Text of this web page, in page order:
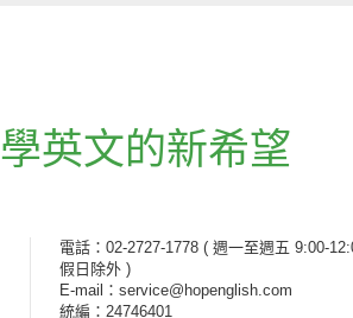
學英文的新希望
電話：02-2727-1778 ( 週一至週五 9:00-
假日除外 )
E-mail：service@hopenglish.com
統編：24746401